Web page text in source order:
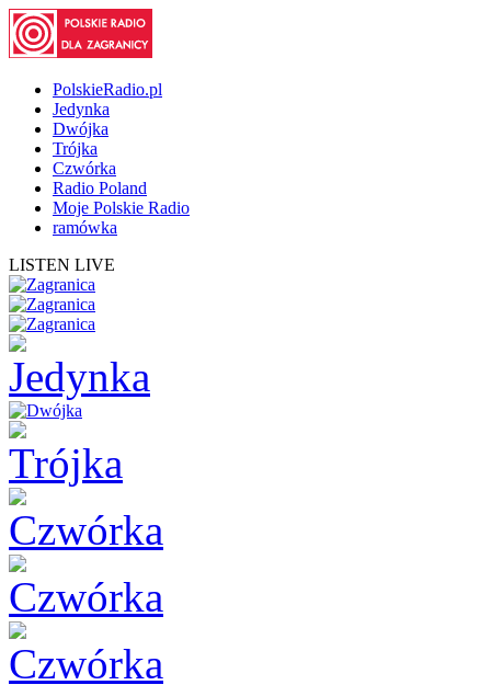
PolskieRadio.pl
Jedynka
Dwójka
Trójka
Czwórka
Radio Poland
Moje Polskie Radio
ramówka
LISTEN LIVE